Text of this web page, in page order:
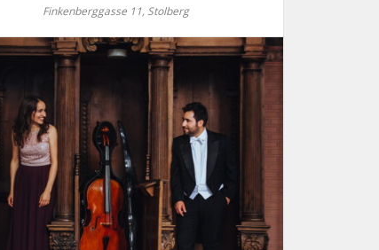
Finkenberggasse 11, Stolberg